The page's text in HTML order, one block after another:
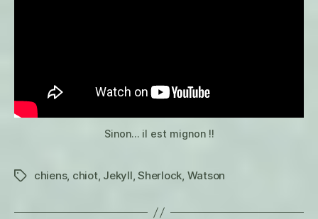
Sinon… il est mignon !!
Étiquettes
chiens, chiot, Jekyll,Sherlock, Watson